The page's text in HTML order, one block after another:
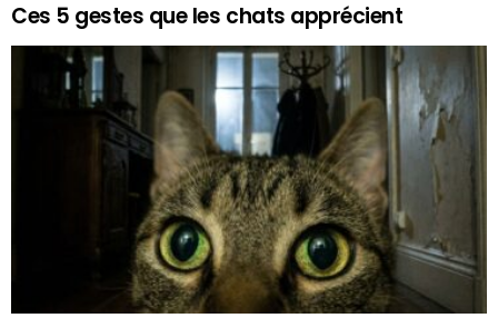
Ces 5 gestes que les chats apprécient